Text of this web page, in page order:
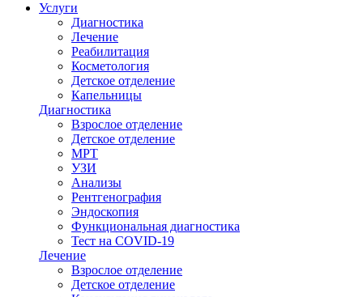
Услуги
Диагностика
Лечение
Реабилитация
Косметология
Детское отделение
Капельницы
Диагностика
Взрослое отделение
Детское отделение
МРТ
УЗИ
Анализы
Рентгенография
Эндоскопия
Функциональная диагностика
Тест на COVID-19
Лечение
Взрослое отделение
Детское отделение